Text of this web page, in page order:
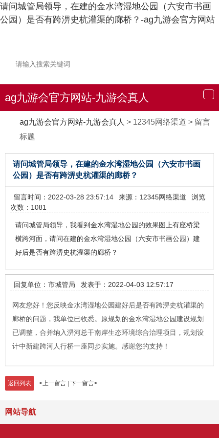
请问城管局领导，在建的金水湾湿地公园（六安市书画
公园）是否有跨淠史杭灌渠的廊桥？-ag九游会官方网站
导
航
ag九游会官方网站-九游会真人
ag九游会官方网站-九游会真人 > 12345网络渠道 > 留言
标题
请问城管局领导，在建的金水湾湿地公园（六安市书画
公园）是否有跨淠史杭灌渠的廊桥？
留言时间：2022-03-28 23:57:14 来源：12345网络渠道
浏览
次数：1081
请问城管局领导，我看到金水湾湿地公园的效果图上有座桥梁
横跨河面，请问在建的金水湾湿地公园（六安市书画公园）建
好后是否有跨淠史杭灌渠的廊桥？
回复单位：市城管局 发表于：2022-04-03 12:57:17
网友您好！您反映金水湾湿地公园建好后是否有跨淠史杭灌渠的
廊桥的问题，我单位已收悉。原规划的金水湾湿地公园建设规划
已调整，合并纳入淠河总干南岸生态环境综合治理项目，规划设
计中新建跨河人行桥一座同步实施。感谢您的支持！
返回列表 <上一留言 下一留言>
网站导航